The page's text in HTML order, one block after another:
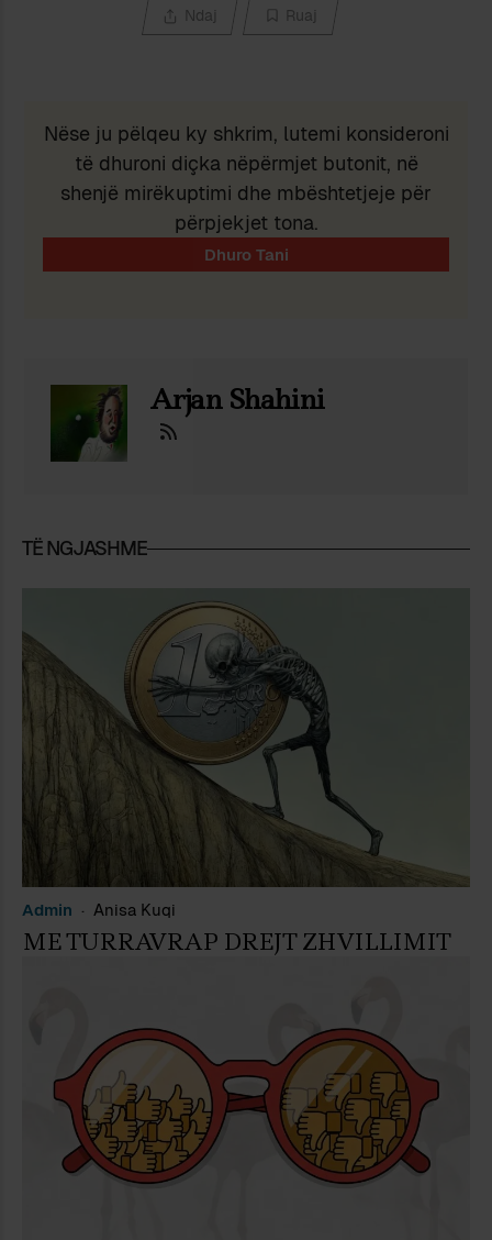
Ndaj Ruaj
Nëse ju pëlqeu ky shkrim, lutemi konsideroni
të dhuroni diçka nëpërmjet butonit, në
shenjë mirëkuptimi dhe mbështetjeje për
përpjekjet tona.
Arjan Shahini
TË NGJASHME
Admin Anisa Kuqi
ME TURRAVRAP DREJT ZHVILLIMIT